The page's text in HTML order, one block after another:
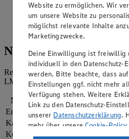
Buttermilchkuchen für 25 - 30
im Ofen goldbraun backen.
mit der Sahne tränken.
Nährwerte
Referenzmenge für einen
LMIV (8.400 kJ/2.000 kcal).
Nährwerte
pro Portion
Energie
1.640 kj (20 %)
Kalorien
392 kcal (20 %)
Kohlenhydrate 60 g
Website zu ermöglichen. Wir
um unsere Website zu
möglichst relevante Inhalte
Marketingzwecke.
Deine Einwilligung ist freiwillig
individuell in den Datenschutz-
werden. Bitte beachte, dass
Einstellungen ggf. nicht mehr
Verfügung stehen. Weitere
Link zu den Datenschutz-
unserer Datenschutzerklärung.
mehr über unsereCookie-Policy.